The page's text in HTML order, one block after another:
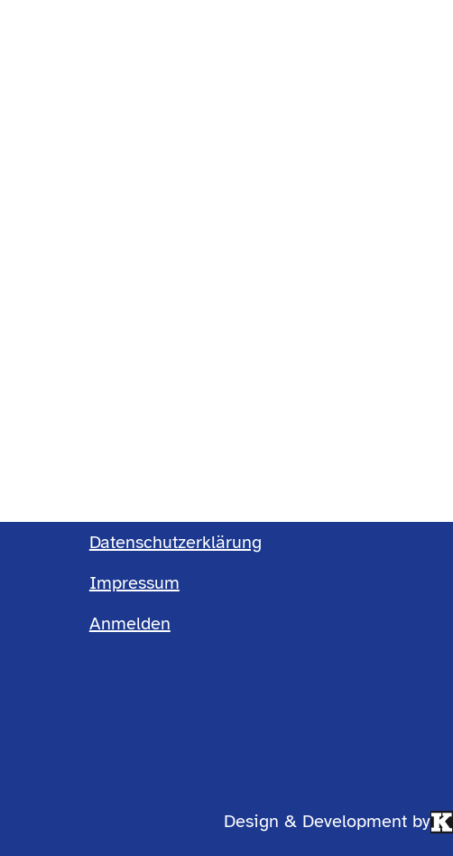
Footermenü
Datenschutzerklärung
Impressum
Anmelden
Design & Development by